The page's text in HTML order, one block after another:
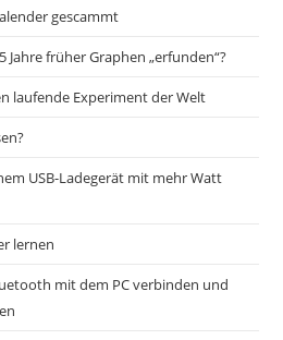
gescammt
Jahre früher Graphen „erfunden“?
laufende Experiment der Welt
USB-Ladegerät mit mehr Watt
lernen
mit dem PC verbinden und